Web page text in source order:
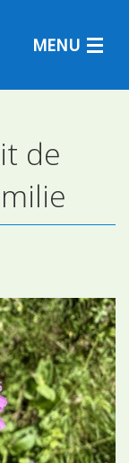
MENU
de